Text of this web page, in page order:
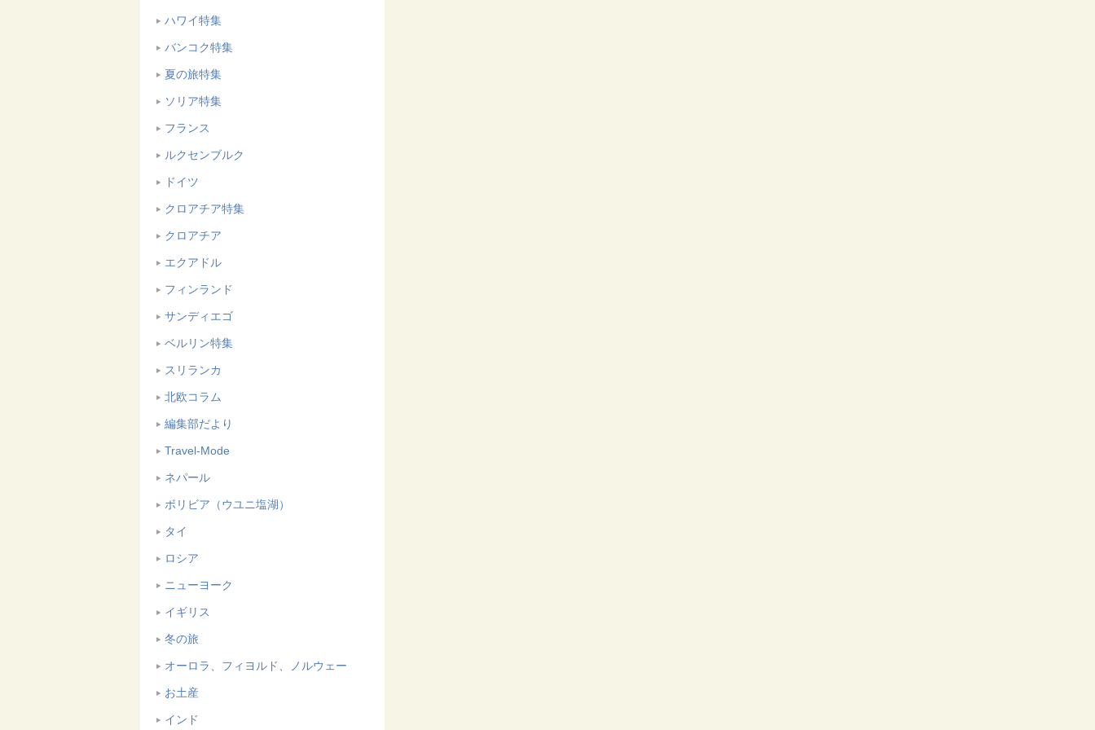
ハワイ特集
バンコク特集
夏の旅特集
ソリア特集
フランス
ルクセンブルク
ドイツ
クロアチア特集
クロアチア
エクアドル
フィンランド
サンディエゴ
ベルリン特集
スリランカ
北欧コラム
編集部だより
Travel-Mode
ネパール
ボリビア（ウユニ塩湖）
タイ
ロシア
ニューヨーク
イギリス
冬の旅
オーロラ、フィヨルド、ノルウェー
お土産
インド